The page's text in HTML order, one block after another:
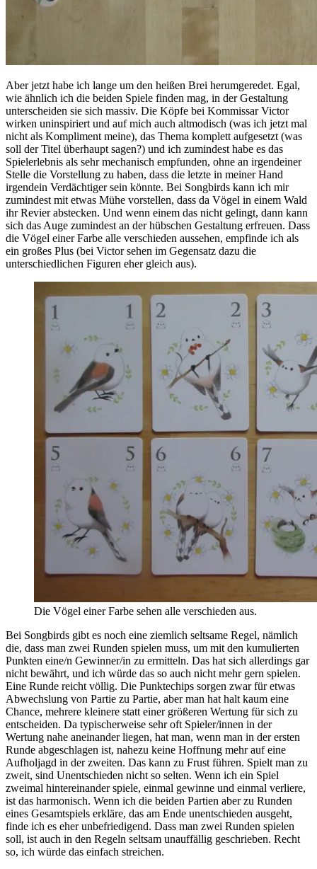
Aber jetzt habe ich lange um den heißen Brei herumgeredet. Egal,
wie ähnlich ich die beiden Spiele finden mag, in der Gestaltung
unterscheiden sie sich massiv. Die Köpfe bei Kommissar Victor
wirken uninspiriert und auf mich auch altmodisch (was ich jetzt mal
nicht als Kompliment meine), das Thema komplett aufgesetzt (was
soll der Titel überhaupt sagen?) und ich zumindest habe es das
Spielerlebnis als sehr mechanisch empfunden, ohne an irgendeiner
Stelle die Vorstellung zu haben, dass die letzte in meiner Hand
irgendein Verdächtiger sein könnte. Bei Songbirds kann ich mir
zumindest mit etwas Mühe vorstellen, dass da Vögel in einem Wald
ihr Revier abstecken. Und wenn einem das nicht gelingt, dann kann
sich das Auge zumindest an der hübschen Gestaltung erfreuen. Dass
die Vögel einer Farbe alle verschieden aussehen, empfinde ich als
ein großes Plus (bei Victor sehen im Gegensatz dazu die
unterschiedlichen Figuren eher gleich aus).
Die Vögel einer Farbe sehen alle verschieden aus.
Bei Songbirds gibt es noch eine ziemlich seltsame Regel, nämlich
die, dass man zwei Runden spielen muss, um mit den kumulierten
Punkten eine/n Gewinner/in zu ermitteln. Das hat sich allerdings gar
nicht bewährt, und ich würde das so auch nicht mehr gern spielen.
Eine Runde reicht völlig. Die Punktechips sorgen zwar für etwas
Abwechslung von Partie zu Partie, aber man hat halt kaum eine
Chance, mehrere kleinere statt einer größeren Wertung für sich zu
entscheiden. Da typischerweise sehr oft Spieler/innen in der
Wertung nahe aneinander liegen, hat man, wenn man in der ersten
Runde abgeschlagen ist, nahezu keine Hoffnung mehr auf eine
Aufholjagd in der zweiten. Das kann zu Frust führen. Spielt man zu
zweit, sind Unentschieden nicht so selten. Wenn ich ein Spiel
zweimal hintereinander spiele, einmal gewinne und einmal verliere,
ist das harmonisch. Wenn ich die beiden Partien aber zu Runden
eines Gesamtspiels erkläre, das am Ende unentschieden ausgeht,
finde ich es eher unbefriedigend. Dass man zwei Runden spielen
soll, ist auch in den Regeln seltsam unauffällig geschrieben. Recht
so, ich würde das einfach streichen.